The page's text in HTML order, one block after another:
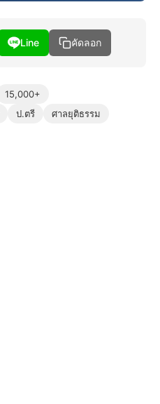
Line คัดลอก
15,000+
ป.ตรี
ศาลยุติธรรม